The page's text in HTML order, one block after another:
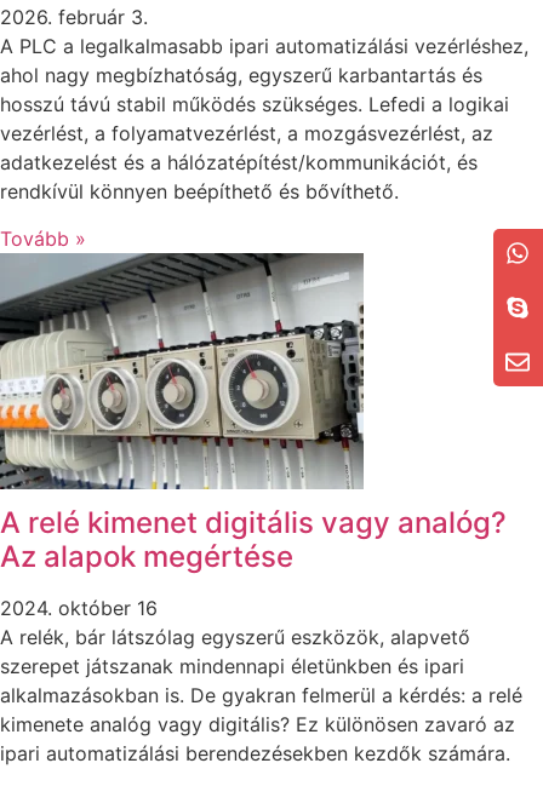
2026. február 3.
A PLC a legalkalmasabb ipari automatizálási vezérléshez,
ahol nagy megbízhatóság, egyszerű karbantartás és
hosszú távú stabil működés szükséges. Lefedi a logikai
vezérlést, a folyamatvezérlést, a mozgásvezérlést, az
adatkezelést és a hálózatépítést/kommunikációt, és
rendkívül könnyen beépíthető és bővíthető.
Tovább »
A relé kimenet digitális vagy analóg?
Az alapok megértése
2024. október 16
A relék, bár látszólag egyszerű eszközök, alapvető
szerepet játszanak mindennapi életünkben és ipari
alkalmazásokban is. De gyakran felmerül a kérdés: a relé
kimenete analóg vagy digitális? Ez különösen zavaró az
ipari automatizálási berendezésekben kezdők számára.